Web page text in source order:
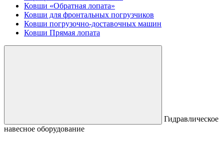
Ковши «Обратная лопата»
Ковши для фронтальных погрузчиков
Ковши погрузочно-доставочных машин
Ковши Прямая лопата
Гидравлическое
навесное оборудование